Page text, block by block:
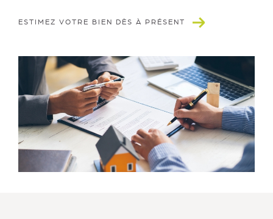
ESTIMEZ VOTRE BIEN DÈS À PRÉSENT